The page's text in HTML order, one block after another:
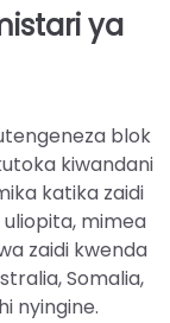
ya
blok
kiwandani
katika zaidi
mimea
zaidi kwenda
Somalia,
nyingine.